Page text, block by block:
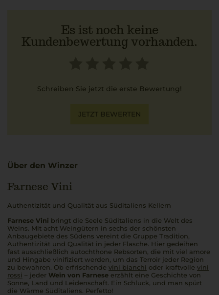
Es ist noch keine
Kundenbewertung vorhanden.
Schreiben Sie jetzt die erste Bewertung!
JETZT BEWERTEN
Über den Winzer
Farnese Vini
Authentizität und Qualität aus Süditaliens Kellern
Farnese Vini bringt die Seele Süditaliens in die Welt des
Weins. Mit acht Weingütern in sechs der schönsten
Anbaugebiete des Südens vereint die Gruppe Tradition,
Authentizität und Qualität in jeder Flasche. Hier gedeihen
fast ausschließlich autochthone Rebsorten, die mit viel amore
und Hingabe vinifiziert werden, um das Terroir jeder Region
zu bewahren. Ob erfrischende vini bianchi oder kraftvolle vini
rossi – jeder Wein von Farnese erzählt eine Geschichte von
Sonne, Land und Leidenschaft. Ein Schluck, und man spürt
die Wärme Süditaliens. Perfetto!